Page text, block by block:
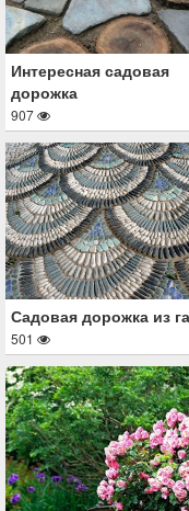
Интересная садовая
дорожка
907
Садовая дорожка из
501